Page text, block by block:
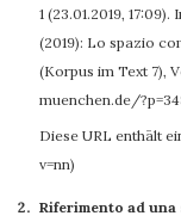
1 (23.01.2019,
(2019): Lo spazio
(Korpus im Text 7),
muenchen.de/
Diese URL enthält
v=nn)
Riferimento ad